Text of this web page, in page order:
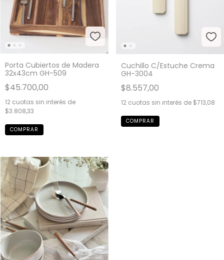
Porta Cubiertos de Madera
32x43cm GH-509
$45.700,00
12 cuotas sin interés de
$3.808,33
Cuchillo C/Estuche Crema
GH-3004
$8.557,00
12 cuotas sin interés de $713,08